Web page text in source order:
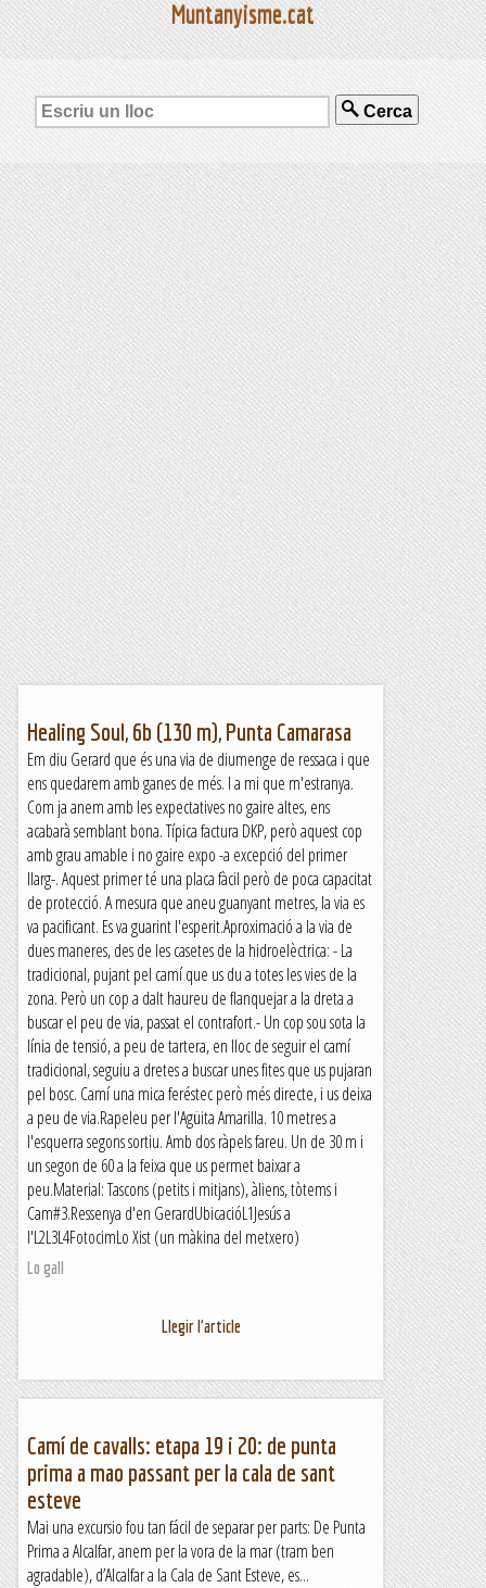
Muntanyisme.cat
Cerca
Healing Soul, 6b (130 m), Punta Camarasa
Em diu Gerard que és una via de diumenge de ressaca i que
ens quedarem amb ganes de més. I a mi que m'estranya.
Com ja anem amb les expectatives no gaire altes, ens
acabarà semblant bona. Típica factura DKP, però aquest cop
amb grau amable i no gaire expo -a excepció del primer
llarg-. Aquest primer té una placa fàcil però de poca capacitat
de protecció. A mesura que aneu guanyant metres, la via es
va pacificant. Es va guarint l'esperit.Aproximació a la via de
dues maneres, des de les casetes de la hidroelèctrica: - La
tradicional, pujant pel camí que us du a totes les vies de la
zona. Però un cop a dalt haureu de flanquejar a la dreta a
buscar el peu de via, passat el contrafort.- Un cop sou sota la
línia de tensió, a peu de tartera, en lloc de seguir el camí
tradicional, seguiu a dretes a buscar unes fites que us pujaran
pel bosc. Camí una mica feréstec però més directe, i us deixa
a peu de via.Rapeleu per l'Agüita Amarilla. 10 metres a
l'esquerra segons sortiu. Amb dos ràpels fareu. Un de 30 m i
un segon de 60 a la feixa que us permet baixar a
peu.Material: Tascons (petits i mitjans), àliens, tòtems i
Cam#3.Ressenya d'en GerardUbicacióL1Jesús a
l'L2L3L4FotocimLo Xist (un màkina del metxero)
Lo gall
Llegir l'article
Camí de cavalls: etapa 19 i 20: de punta
prima a mao passant per la cala de sant
esteve
Mai una excursio fou tan fácil de separar per parts: De Punta
Prima a Alcalfar, anem per la vora de la mar (tram ben
agradable), d’Alcalfar a la Cala de Sant Esteve, es...